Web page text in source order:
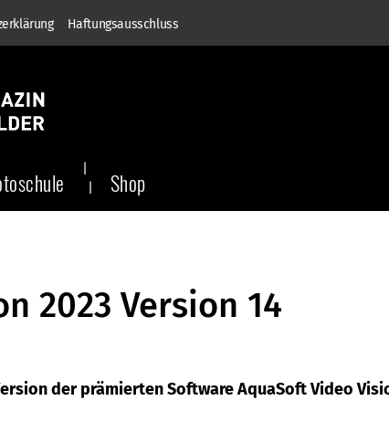
Haftungsausschluss
Shop
2023 Version 14
der prämierten Software AquaSoft Video